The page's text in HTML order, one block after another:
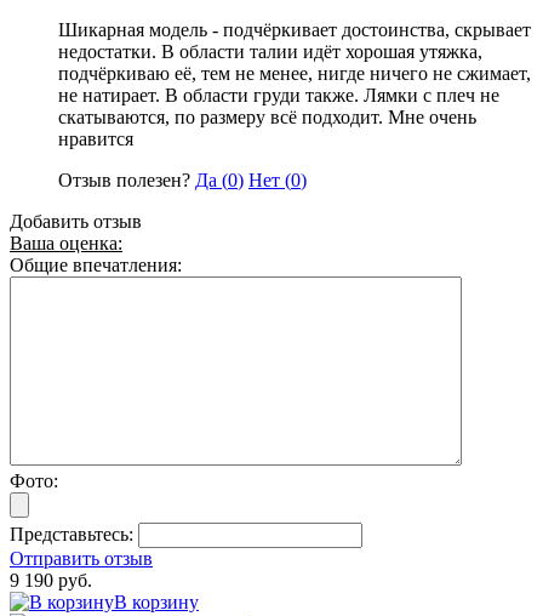
Шикарная модель - подчёркивает достоинства, скрывает
недостатки. В области талии идёт хорошая утяжка,
подчёркиваю её, тем не менее, нигде ничего не сжимает,
не натирает. В области груди также. Лямки с плеч не
скатываются, по размеру всё подходит. Мне очень
нравится
Отзыв полезен? Да (0) Нет (0)
Добавить отзыв
Ваша оценка:
Общие впечатления:
Фото:
Представьтесь:
Отправить отзыв
9 190 руб.
В корзину